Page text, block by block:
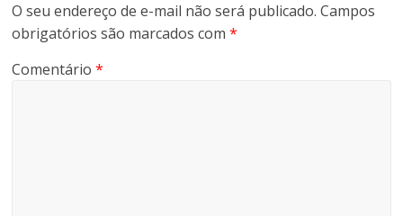
O seu endereço de e-mail não será publicado. Campos
obrigatórios são marcados com*
Comentário*